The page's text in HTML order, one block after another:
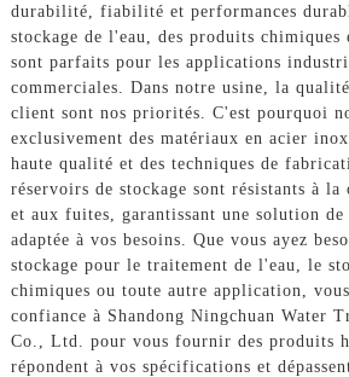
durabilité, fiabilité et performances
stockage de l'eau, des produits
sont parfaits pour les applications
commerciales. Dans notre usine, la
client sont nos priorités. C'est pourquoi
exclusivement des matériaux en acier
haute qualité et des techniques de
réservoirs de stockage sont résistants à
et aux fuites, garantissant une solution de
adaptée à vos besoins. Que vous ayez
stockage pour le traitement de l'eau, le
chimiques ou toute autre application,
confiance à Shandong Ningchuan Water
Co., Ltd. pour vous fournir des produits
répondent à vos spécifications et